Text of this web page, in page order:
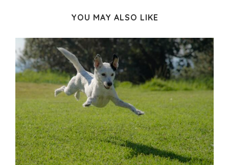
YOU MAY ALSO LIKE